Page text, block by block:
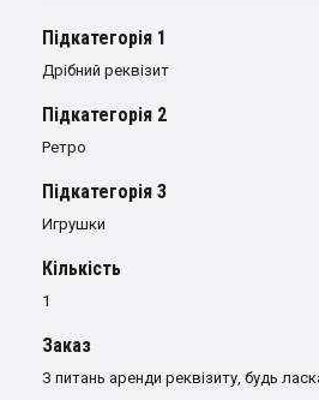
Пiдкатегорiя 1
Дрібний реквізит
Пiдкатегорiя 2
Ретро
Пiдкатегорiя 3
Игрушки
Кількість
1
Заказ
З питань аренди реквізиту, будь